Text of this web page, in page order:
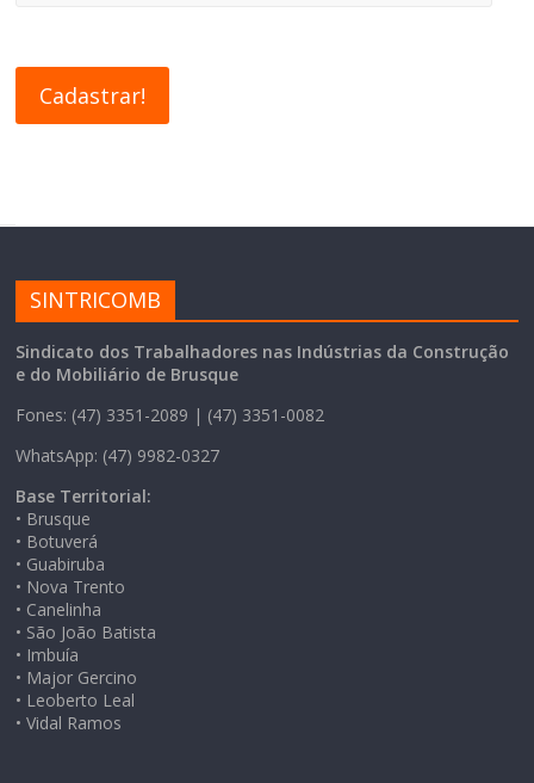
SINTRICOMB
Sindicato dos Trabalhadores nas Indústrias da Construção
e do Mobiliário de Brusque
Fones: (47) 3351-2089 | (47) 3351-0082
WhatsApp: (47) 9982-0327
Base Territorial:
• Brusque
• Botuverá
• Guabiruba
• Nova Trento
• Canelinha
• São João Batista
• Imbuía
• Major Gercino
• Leoberto Leal
• Vidal Ramos